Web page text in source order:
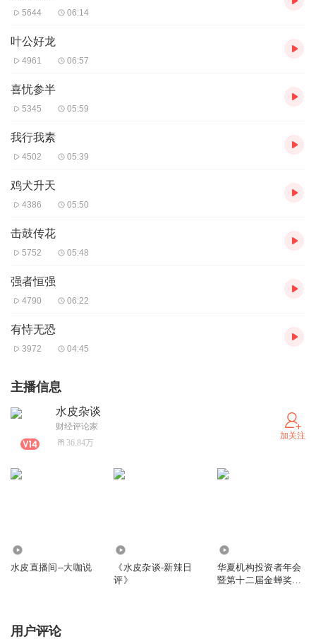
5644 06:14
叶公好龙
4961 06:57
喜忧参半
5345 05:59
我行我素
4502 05:39
鸡犬升天
4386 05:50
击鼓传花
5752 05:48
强者恒强
4790 06:22
有恃无恐
3972 04:45
主播信息
水皮杂谈
财经评论家
36.84万
加关注
水皮直播间--大咖说
《水皮杂谈-新辣日
评》
华夏机构投资者年会
暨第十二届金蝉奖颁
用户评论